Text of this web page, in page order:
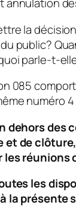
la
public?
parle-t-
085
numéro 4
dehors des
et de
les réunions
les
la présente